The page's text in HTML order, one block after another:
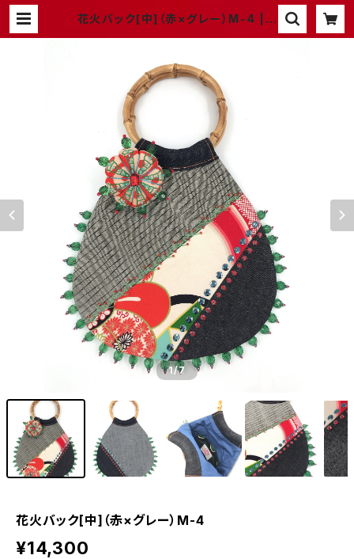
花火バック[中]（赤×グレー）M-4 | a
1/7
花火バック[中]（赤×グレー）M-4
¥14,300